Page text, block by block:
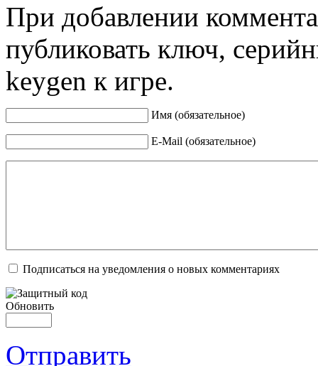
При добавлении
публиковать ключ,
keygen к игре.
Имя (обязательное)
E-Mail (обязательное)
Подписаться на уведомления о новых комментариях
Обновить
Отправить